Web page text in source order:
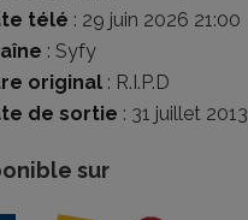
télé : 29 juin 2026 21:00
: Syfy
original : R.I.P.D
de sortie : 31 juillet 2013
sur